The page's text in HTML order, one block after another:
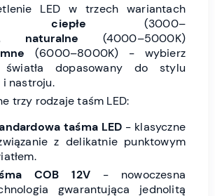
LED w trzech wariantach
ciepłe (3000–
naturalne (4000–5000K)
(6000–8000K) - wybierz
światła dopasowany do stylu
nastroju.
trzy rodzaje taśm LED:
taśma LED - klasyczne
z delikatnie punktowym
COB 12V - nowoczesna
gwarantująca jednolitą